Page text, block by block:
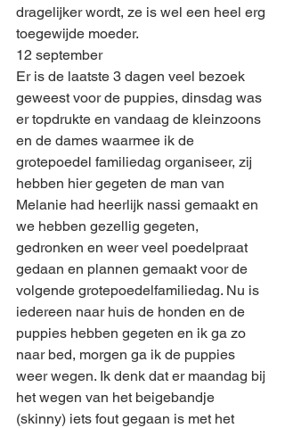
dragelijker wordt, ze is wel een heel erg
toegewijde moeder.
12 september
Er is de laatste 3 dagen veel bezoek
geweest voor de puppies, dinsdag was
er topdrukte en vandaag de kleinzoons
en de dames waarmee ik de
grotepoedel familiedag organiseer, zij
hebben hier gegeten de man van
Melanie had heerlijk nassi gemaakt en
we hebben gezellig gegeten,
gedronken en weer veel poedelpraat
gedaan en plannen gemaakt voor de
volgende grotepoedelfamiliedag. Nu is
iedereen naar huis de honden en de
puppies hebben gegeten en ik ga zo
naar bed, morgen ga ik de puppies
weer wegen. Ik denk dat er maandag bij
het wegen van het beigebandje
(skinny) iets fout gegaan is met het